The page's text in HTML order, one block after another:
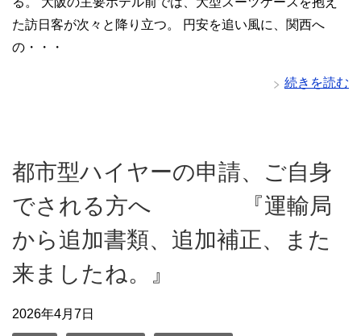
た訪日客が次々と降り立つ。 円安を追い風に、関西へ
の・・・
続きを読む
都市型ハイヤーの申請、ご自身
でされる方へ 『運輸局
から追加書類、追加補正、また
来ましたね。』
2026年4月7日